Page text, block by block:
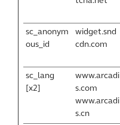
sc_anonym
ous_id
widget.snd
cdn.com
sc_lang
[x2]
www.arcadi
s.com
www.arcadi
s.cn